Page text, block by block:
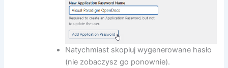
Natychmiast skopiuj wygenerowane hasło
(nie zobaczysz go ponownie).